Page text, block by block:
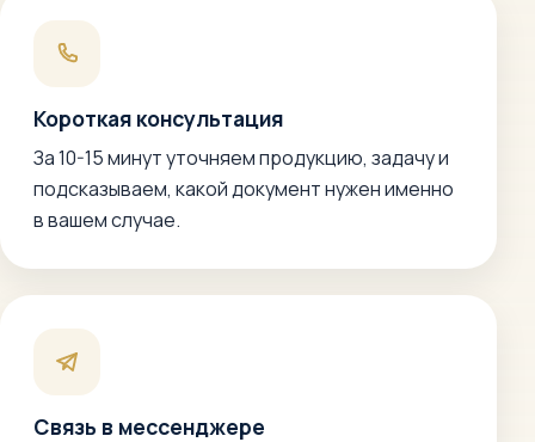
Короткая консультация
За 10-15 минут уточняем продукцию, задачу и
подсказываем, какой документ нужен именно
в вашем случае.
Связь в мессенджере